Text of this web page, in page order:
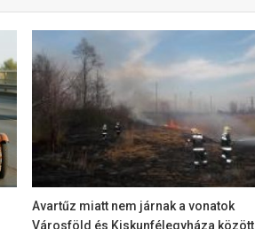
Avartűz miatt nem járnak a vonatok
Városföld és Kiskunfélegyháza között